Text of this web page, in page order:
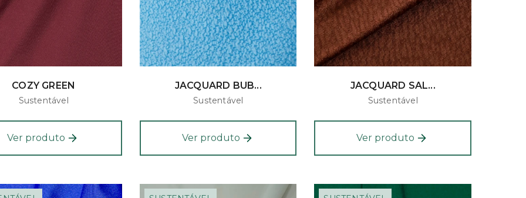
COZY GREEN
Sustentável
Ver produto
JACQUARD BUB...
Sustentável
Ver produto
JACQUARD SAL...
Sustentável
Ver produto